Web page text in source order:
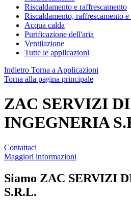
Riscaldamento e raffrescamento
Riscaldamento, raffrescamento e
Acqua calda
Purificazione dell'aria
Ventilazione
Tutte le applicazioni
Indietro Torna a Applicazioni
Torna alla pagina principale
ZAC SERVIZI DI
INGEGNERIA
Contattaci
Maggiori informazioni
Siamo ZAC SERVIZI
S.R.L.